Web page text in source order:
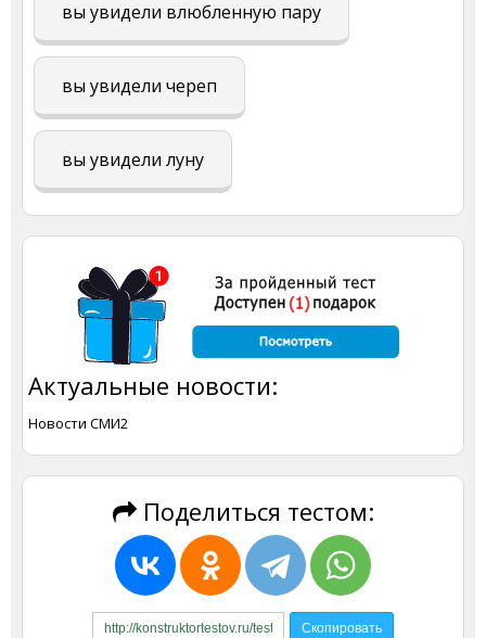
вы увидели влюбленную пару
вы увидели череп
вы увидели луну
Актуальные новости:
Новости СМИ2
Поделиться тестом: